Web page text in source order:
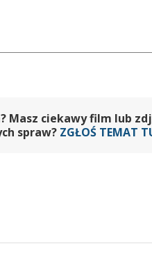
Masz ciekawy film lub
spraw? ZGŁOŚ TEMAT